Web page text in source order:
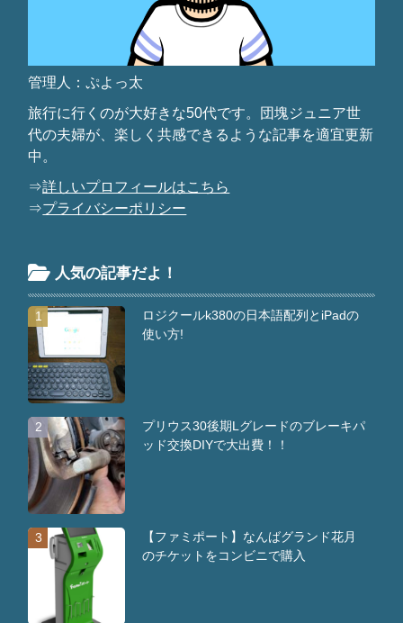
管理人：ぷよっ太
旅行に行くのが大好きな50代です。団塊ジュニア世
代の夫婦が、楽しく共感できるような記事を適宜更新
中。
⇒詳しいプロフィールはこちら
⇒プライバシーポリシー
人気の記事だよ！
1
ロジクールk380の日本語配列とiPadの
使い方!
2
プリウス30後期Lグレードのブレーキパ
ッド交換DIYで大出費！！
3
【ファミポート】なんばグランド花月
のチケットをコンビニで購入